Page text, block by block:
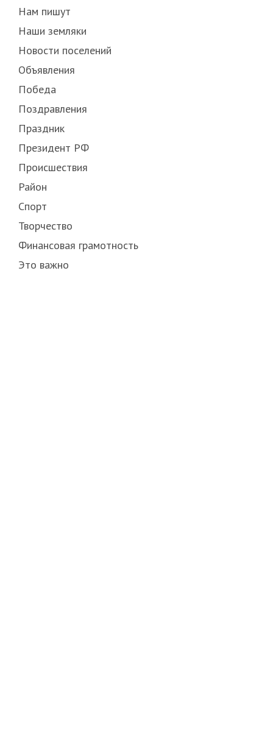
Нам пишут
Наши земляки
Новости поселений
Объявления
Победа
Поздравления
Праздник
Президент РФ
Происшествия
Район
Спорт
Творчество
Финансовая грамотность
Это важно